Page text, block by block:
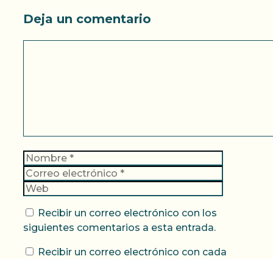
Deja un comentario
Nombre
Recibir un correo electrónico con los
siguientes comentarios a esta entrada.
Recibir un correo electrónico con cada